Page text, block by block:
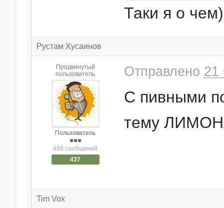
Таки я о
Рустам Хусаинов
Продвинутый
пользователь
Пользователь
499 сообщений
437
Отправлено 21
С пивными
тему
Tim Vox